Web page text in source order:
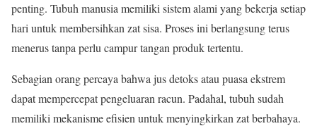
penting. Tubuh manusia memiliki sistem alami yang bekerja setiap
hari untuk membersihkan zat sisa. Proses ini berlangsung terus
menerus tanpa perlu campur tangan produk tertentu.
Sebagian orang percaya bahwa jus detoks atau puasa ekstrem
dapat mempercepat pengeluaran racun. Padahal, tubuh sudah
memiliki mekanisme efisien untuk menyingkirkan zat berbahaya.